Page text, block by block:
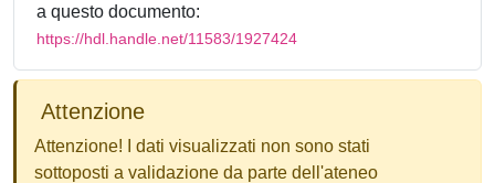
a questo documento:
https://hdl.handle.net/11583/1927424
Attenzione
Attenzione! I dati visualizzati non sono stati
sottoposti a validazione da parte dell'ateneo